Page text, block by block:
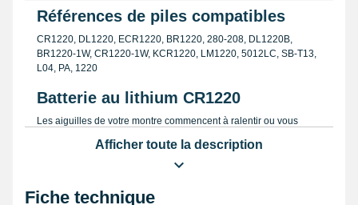
Références de piles compatibles
CR1220, DL1220, ECR1220, BR1220, 280-208, DL1220B,
BR1220-1W, CR1220-1W, KCR1220, LM1220, 5012LC, SB-T13,
L04, PA, 1220
Batterie au lithium CR1220
Les aiguilles de votre montre commencent à ralentir ou vous
vous êtes assuré d'avoir la bonne référence de pile, achetez cette
batterie lithium CR1220 garantie longue durée. N'hésitez pas à
correspondant au modèle souhaité.
Afficher toute la description
Fiche technique